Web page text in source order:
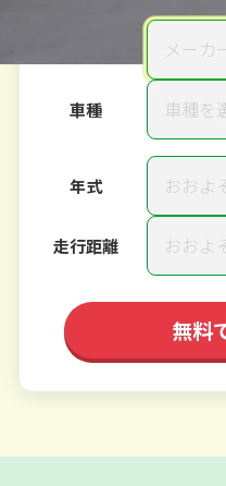
メーカ
車種 車種を
年式 おおよ
走行距離 おおよ
無料